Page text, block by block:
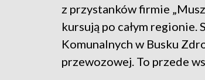
z przystanków firmie
kursują po całym regionie.
Komunalnych w Busku
przewozowej. To przede